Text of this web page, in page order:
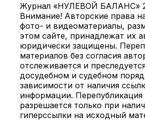
Журнал «НУЛЕВОЙ БАЛАНС»
Внимание! Авторские права
фото- и видеоматериалы,
этом сайте, принадлежат их
юридически защищены.
материалов без согласия
отслеживается и
досудебном и судебном
зависимости от наличия
информации. Перепубликация
разрешается только при
гиперссылки на исходный